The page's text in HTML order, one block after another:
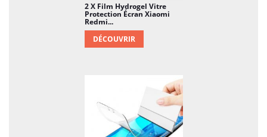
2 X Film Hydrogel Vitre
Protection Écran Xiaomi
Redmi...
DÉCOUVRIR